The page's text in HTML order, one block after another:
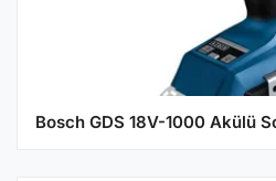
Bosch GDS 18V-1000 Akülü